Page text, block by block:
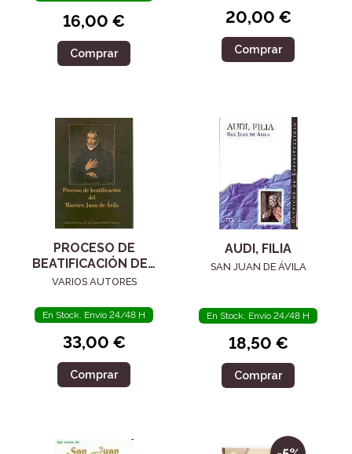
16,00 €
Comprar
20,00 €
Comprar
PROCESO DE
BEATIFICACIÓN DEL
MAESTRO JUAN DE
VARIOS AUTORES
En Stock. Envío 24/48 H
33,00 €
Comprar
AUDI, FILIA
SAN JUAN DE ÁVILA
En Stock. Envío 24/48 H
18,50 €
Comprar